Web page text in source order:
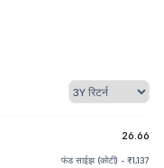
26.66
फंड साईझ (कोटी) - ₹1,137